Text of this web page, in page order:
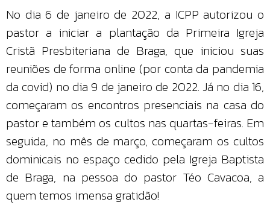
No dia 6 de janeiro de 2022, a ICPP autorizou o
pastor a iniciar a plantação da Primeira Igreja
Cristã Presbiteriana de Braga, que iniciou suas
reuniões de forma online (por conta da pandemia
da covid) no dia 9 de janeiro de 2022. Já no dia 16,
começaram os encontros presenciais na casa do
pastor e também os cultos nas quartas-feiras. Em
seguida, no mês de março, começaram os cultos
dominicais no espaço cedido pela Igreja Baptista
de Braga, na pessoa do pastor Téo Cavacoa, a
quem temos imensa gratidão!